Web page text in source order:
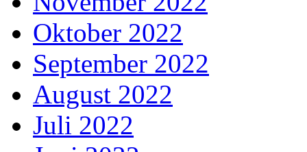
Oktober 2022
September 2022
August 2022
Juli 2022